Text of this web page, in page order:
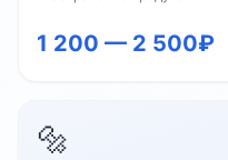
1 200 — 2 500₽
🔩